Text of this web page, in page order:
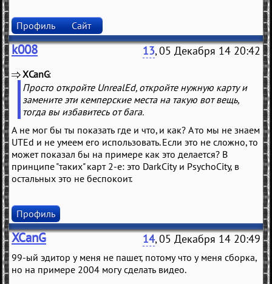
Профиль Сайт
k008 13, 05 Декабря 14 20:42
XCanG
Просто откройте UnrealEd, откройте нужную карту и
замените эти кемперские места на такую вот вещь,
тогда вы избавитесь от бага.
А не мог бы ты показать где и что, и как? А то мы не знаем
UTEd и не умеем его использовать. Если это не сложно, то
может показал бы на примере как это делается? В
принципе "таких" карт 2-е: это DarkCity и PsychoCity, в
остальных это не беспокоит.
Профиль
XCanG 14, 05 Декабря 14 20:49
99-ый эдитор у меня не пашет, потому что у меня сборка,
но на примере 2004 могу сделать видео.